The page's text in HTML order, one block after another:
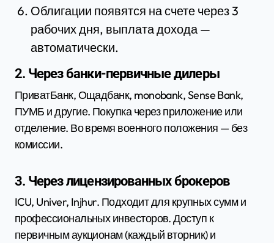
Облигации появятся на счете через 3
рабочих дня, выплата дохода —
автоматически.
2. Через банки-первичные дилеры
ПриватБанк, Ощадбанк, monobank, Sense Bank,
ПУМБ и другие. Покупка через приложение или
отделение. Во время военного положения — без
комиссии.
3. Через лицензированных брокеров
ICU, Univer, Injhur. Подходит для крупных сумм и
профессиональных инвесторов. Доступ к
первичным аукционам (каждый вторник) и